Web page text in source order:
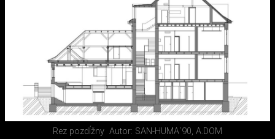
Rez pozdĺžny Autor: SAN-HUMA´90, A.DOM